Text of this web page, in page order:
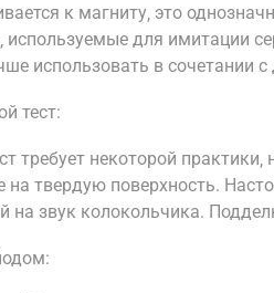
к магниту‚ это
используемые для имитации
использовать в сочетании
тест:
требует некоторой
на твердую поверхность.
на звук колокольчика.